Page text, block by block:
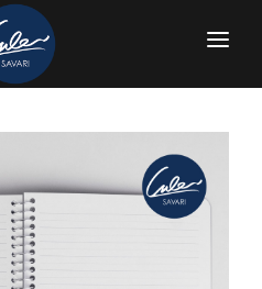
نوت بوک و ژورنال جلد چرم طبیعی
نوت بوک ( دفتر یادداشت ) سری S-16